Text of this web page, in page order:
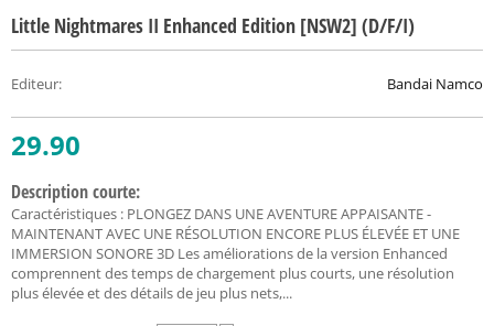
Little Nightmares II Enhanced Edition [NSW2] (D/F/I)
Editeur: Bandai Namco
29.90
Description courte:
Caractéristiques : PLONGEZ DANS UNE AVENTURE APPAISANTE -
MAINTENANT AVEC UNE RÉSOLUTION ENCORE PLUS ÉLEVÉE ET UNE
IMMERSION SONORE 3D Les améliorations de la version Enhanced
comprennent des temps de chargement plus courts, une résolution
plus élevée et des détails de jeu plus nets,...